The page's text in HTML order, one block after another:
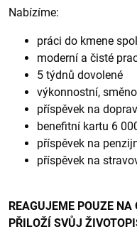
Nabízíme:
práci do kmene
moderní a čisté
5 týdnů dovolené
výkonnostní,
příspěvek na
benefitní kartu 6
příspěvek na
příspěvek na
REAGUJEME POUZE NA
PŘILOŽÍ SVŮJ